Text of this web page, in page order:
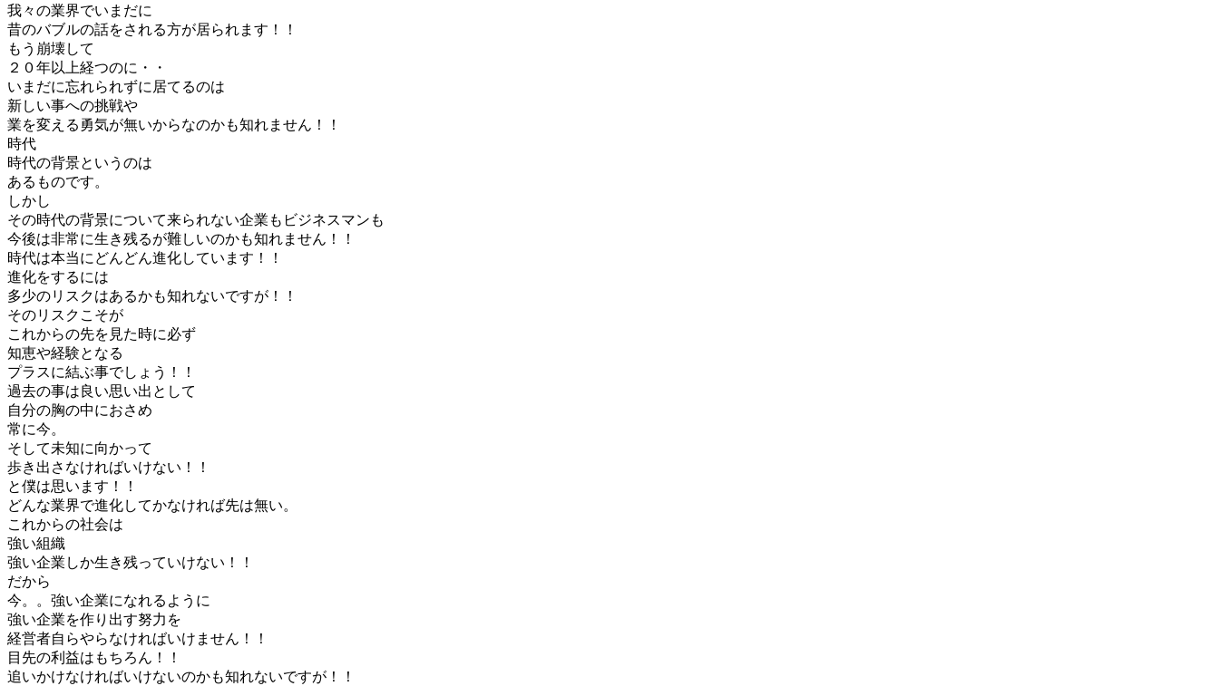
我々の業界でいまだに
昔のバブルの話をされる方が居られます！！
もう崩壊して
２０年以上経つのに・・
いまだに忘れられずに居てるのは
新しい事への挑戦や
業を変える勇気が無いからなのかも知れません！！
時代
時代の背景というのは
あるものです。
しかし
その時代の背景について来られない企業もビジネスマンも
今後は非常に生き残るが難しいのかも知れません！！
時代は本当にどんどん進化しています！！
進化をするには
多少のリスクはあるかも知れないですが！！
そのリスクこそが
これからの先を見た時に必ず
知恵や経験となる
プラスに結ぶ事でしょう！！
過去の事は良い思い出として
自分の胸の中におさめ
常に今。
そして未知に向かって
歩き出さなければいけない！！
と僕は思います！！
どんな業界で進化してかなければ先は無い。
これからの社会は
強い組織
強い企業しか生き残っていけない！！
だから
今。。強い企業になれるように
強い企業を作り出す努力を
経営者自らやらなければいけません！！
目先の利益はもちろん！！
追いかけなければいけないのかも知れないですが！！